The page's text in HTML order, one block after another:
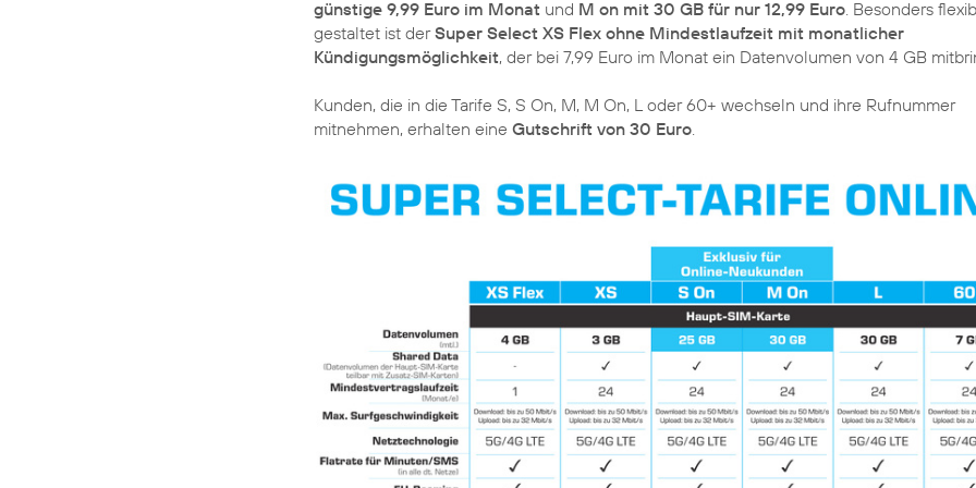
günstige 9,99 Euro im Monat und M on mit 30 GB für nur 12,99 Euro. Besonders
gestaltet ist derSuper Select XS Flex ohne Mindestlaufzeit mit monatlicher
Kündigungsmöglichkeit, der bei 7,99 Euro im Monat ein Datenvolumen von 4 GB
Kunden, die in die Tarife S, S On, M, M On, L oder 60+ wechseln und ihre Rufnummer
mitnehmen, erhalten eine Gutschrift von 30 Euro.